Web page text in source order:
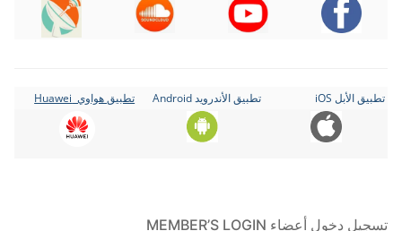
تطبيق الأبل iOS تطبيق الأندرويد Android تطبيق هواوي Huawei
تسجيل دخول أعضاء MEMBER’S LOGIN